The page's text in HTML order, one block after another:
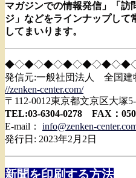
マガジンでの情報発信」
「
ジ」 などをラインナップして
してまいり ます。
発信元:一般社団法人 全国建
//zenken-center.com/
〒112-0012東京都文京区大塚
TEL:03-6304-0278 FAX：
E-mail： info@zenken-
発行日: 2023年2月2日
新聞を印刷する方法